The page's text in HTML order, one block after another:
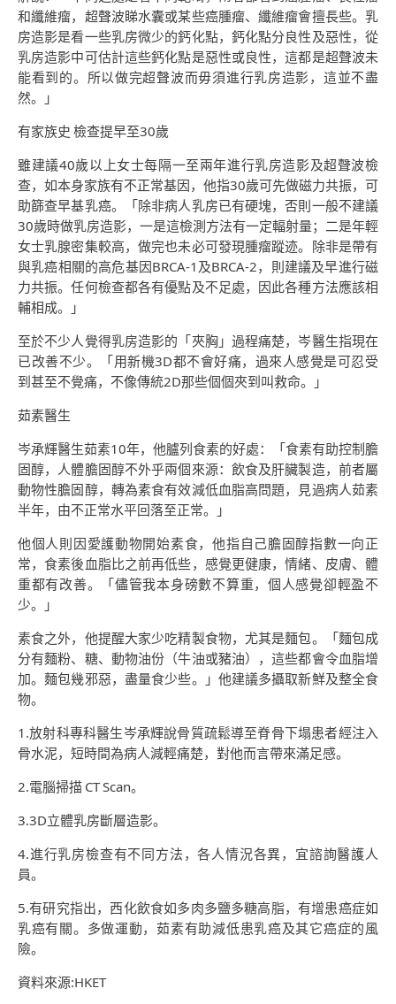
和纖維瘤，超聲波睇水囊或某些癌腫瘤、纖維瘤會擅長些。乳
房造影是看一些乳房微少的鈣化點，鈣化點分良性及惡性，從
乳房造影中可估計這些鈣化點是惡性或良性，這都是超聲波未
能看到的。所以做完超聲波而毋須進行乳房造影，這並不盡
然。」
有家族史 檢查提早至30歲
雖建議40歲以上女士每隔一至兩年進行乳房造影及超聲波檢
查，如本身家族有不正常基因，他指30歲可先做磁力共振，可
助篩查早基乳癌。「除非病人乳房已有硬塊，否則一般不建議
30歲時做乳房造影，一是這檢測方法有一定輻射量；二是年輕
女士乳腺密集較高，做完也未必可發現腫瘤蹤迹。除非是帶有
與乳癌相關的高危基因BRCA-1及BRCA-2，則建議及早進行磁
力共振。任何檢查都各有優點及不足處，因此各種方法應該相
輔相成。」
至於不少人覺得乳房造影的「夾胸」過程痛楚，岑醫生指現在
已改善不少。「用新機3D都不會好痛，過來人感覺是可忍受
到甚至不覺痛，不像傳統2D那些個個夾到叫救命。」
茹素醫生
岑承輝醫生茹素10年，他臚列食素的好處：「食素有助控制膽
固醇，人體膽固醇不外乎兩個來源：飲食及肝臟製造，前者屬
動物性膽固醇，轉為素食有效減低血脂高問題，見過病人茹素
半年，由不正常水平回落至正常。」
他個人則因愛護動物開始素食，他指自己膽固醇指數一向正
常，食素後血脂比之前再低些，感覺更健康，情緒、皮膚、體
重都有改善。「儘管我本身磅數不算重，個人感覺卻輕盈不
少。」
素食之外，他提醒大家少吃精製食物，尤其是麵包。「麵包成
分有麵粉、糖、動物油份（牛油或豬油），這些都會令血脂增
加。麵包幾邪惡，盡量食少些。」他建議多攝取新鮮及整全食
物。
1.放射科專科醫生岑承輝說骨質疏鬆導至脊骨下塌患者經注入
骨水泥，短時間為病人減輕痛楚，對他而言帶來滿足感。
2.電腦掃描 CT Scan。
3.3D立體乳房斷層造影。
4.進行乳房檢查有不同方法，各人情況各異，宜諮詢醫護人
員。
5.有研究指出，西化飲食如多肉多鹽多糖高脂，有增患癌症如
乳癌有關。多做運動，茹素有助減低患乳癌及其它癌症的風
險。
資料來源:HKET